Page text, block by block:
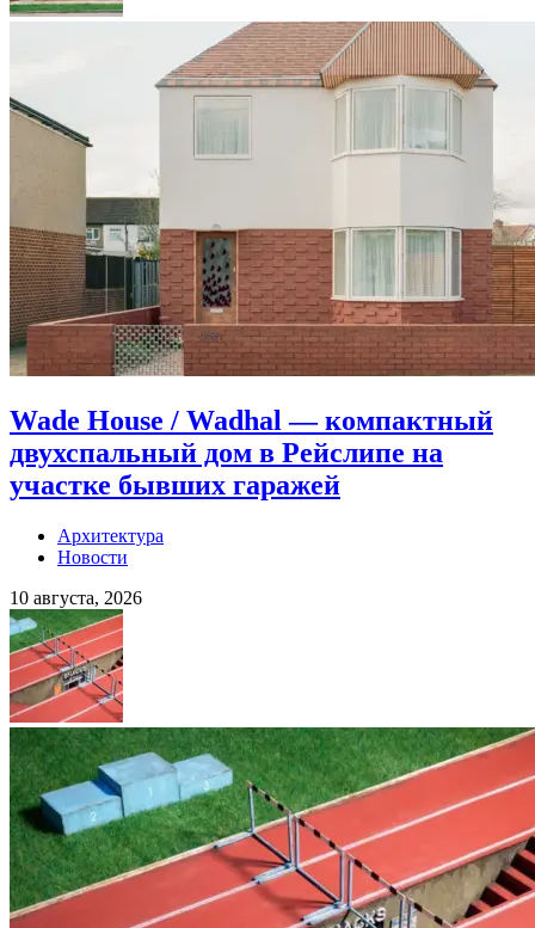
Wade House / Wadhal — компактный
двухспальный дом в Рейслипе на
участке бывших гаражей
Архитектура
Новости
10 августа, 2026